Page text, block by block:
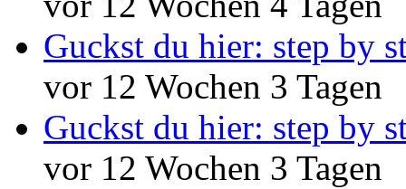
Guckst du hier: step by
vor 12 Wochen 3 Tagen
Guckst du hier: step by
vor 12 Wochen 3 Tagen